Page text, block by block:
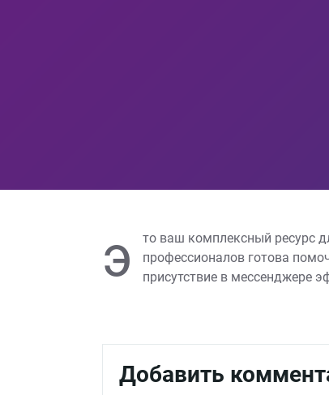
э
то ваш комплексный ресурс
профессионалов готова
присутствие в мессенджере
Добавить